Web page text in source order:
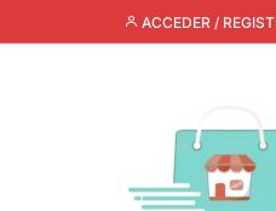
ACCEDER /